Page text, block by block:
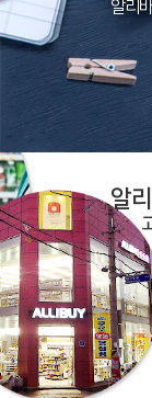
알리
알